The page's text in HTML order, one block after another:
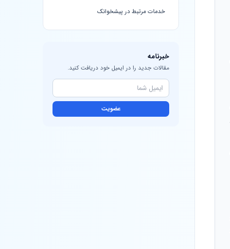
خدمات مرتبط در پیشخوانک
خبرنامه
مقالات جدید را در ایمیل خود دریافت کنید.
عضویت